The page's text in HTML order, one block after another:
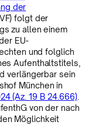
der
folgt der
zu allen einem
EU-
und folglich
Aufenthaltstitels,
verlängerbar sein
München in
(Az. 19 B 24.666).
von der nach
Möglichkeit